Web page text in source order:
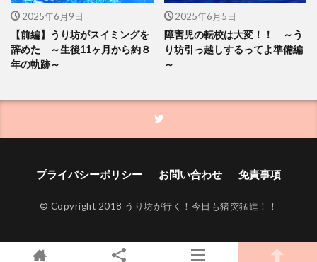
2025年6月9日
【前編】うり坊がスイミングを
辞めた ～生後11ヶ月から約８
年の軌跡～
2025年6月5日
障害児の転校は大変！！ ～う
り坊引っ越しするってよ準備編
～
プライバシーポリシー お問い合わせ 免責事項
© Copyright 2018 うり坊が行く！今日も猪突猛進！！